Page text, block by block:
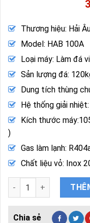
Thương hiệu: Hải
Model: HAB 100A
Loại máy: Làm đá
Sản lượng đá:
Dung tích thùng
Hệ thống giải
Kích thước máy:
)
Gas làm lạnh:
Chất liệu vỏ: Inox
Máy Làm Đá Hải Âu